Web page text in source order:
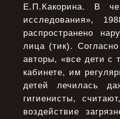
Е.П.Какорина. В
исследования»,
распространено
лица (тик).
авторы, «все дети с
кабинете, им
детей лечилась
гигиенисты,
воздействие